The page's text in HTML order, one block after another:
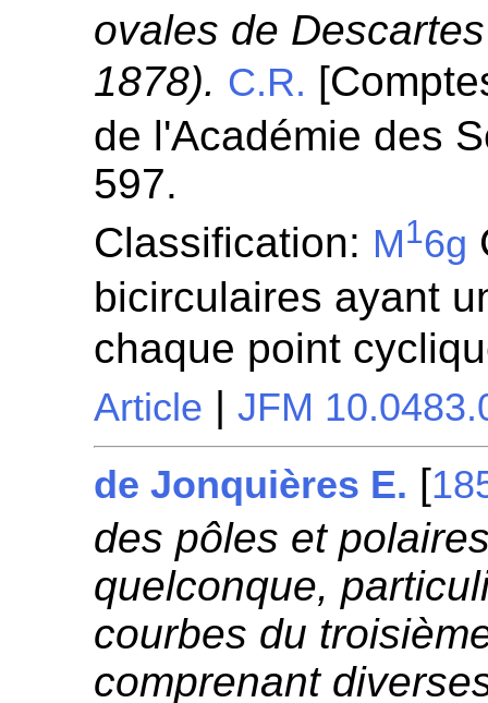
ovales de
1878). C.R.
de l'Académie des
597.
Classification: M16g
bicirculaires ayant
chaque point
Article |JFM
de Jonquières E. [
des pôles et
quelconque,
courbes du
comprenant